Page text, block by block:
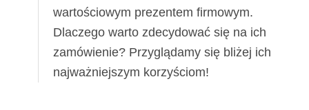
wartościowym prezentem firmowym.
Dlaczego warto zdecydować się na ich
zamówienie? Przyglądamy się bliżej ich
najważniejszym korzyściom!